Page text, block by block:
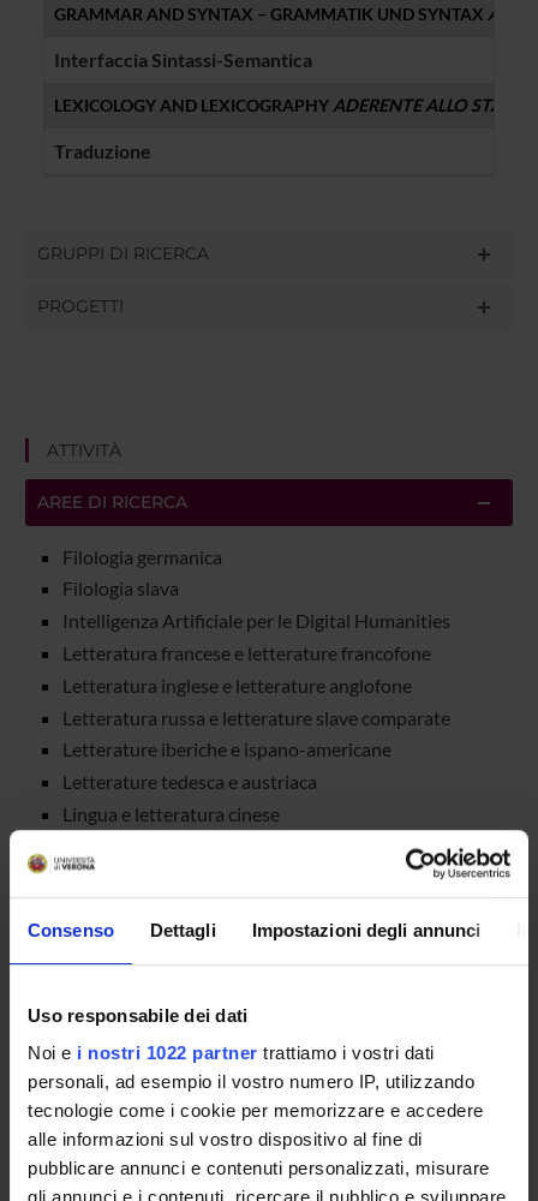
Consenso Dettagli Impostazioni degli annunci
Uso responsabile dei dati
Noi e i nostri 1022 partner trattiamo i vostri dati
personali, ad esempio il vostro numero IP, utilizzando
tecnologie come i cookie per memorizzare e accedere
alle informazioni sul vostro dispositivo al fine di
pubblicare annunci e contenuti personalizzati, misurare
GRAMMAR AND SYNTAX – GRAMMATIK UND SYNTAX
Interfaccia Sintassi-Semantica
LEXICOLOGY AND LEXICOGRAPHY ADERENTE ALLO
Traduzione
GRUPPI DI RICERCA
PROGETTI
ATTIVITÀ
AREE DI RICERCA
Filologia germanica
Filologia slava
Intelligenza Artificiale per le Digital Humanities
Letteratura francese e letterature francofone
Letteratura inglese e letterature anglofone
Letteratura russa e letterature slave comparate
Letterature iberiche e ispano-americane
Letterature tedesca e austriaca
Lingua e letteratura cinese
Lingua e linguistica inglese
Lingua e linguistica spagnola
Lingue e letterature anglo-americane
Language and Linguistics
Literatures of other languages
GRUPPI DI RICERCA